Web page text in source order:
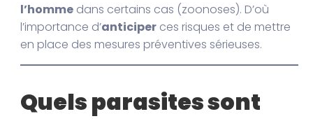
l’homme dans certains cas (zoonoses). D’où
l’importance d’anticiper ces risques et de mettre
en place des mesures préventives sérieuses.
Quels parasites sont